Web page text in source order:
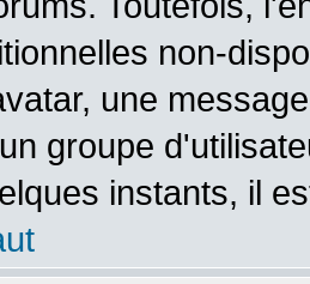
non-
une
groupe
instants, il